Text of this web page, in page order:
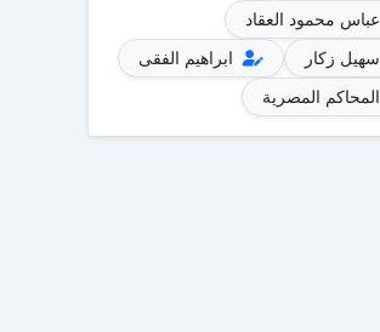
عباس محمود العقاد
سهيل زكار
ابراهيم الفقى
المحاكم المصرية